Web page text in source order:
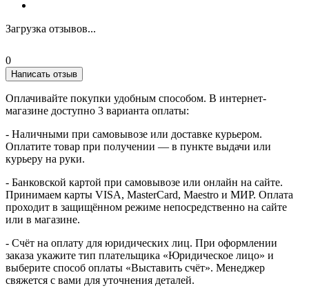
Загрузка отзывов...
0
Написать отзыв
Оплачивайте покупки удобным способом. В интернет-
магазине доступно 3 варианта оплаты:
- Наличными при самовывозе или доставке курьером.
Оплатите товар при получении — в пункте выдачи или
курьеру на руки.
- Банковской картой при самовывозе или онлайн на сайте.
Принимаем карты VISA, MasterCard, Maestro и МИР. Оплата
проходит в защищённом режиме непосредственно на сайте
или в магазине.
- Счёт на оплату для юридических лиц. При оформлении
заказа укажите тип плательщика «Юридическое лицо» и
выберите способ оплаты «Выставить счёт». Менеджер
свяжется с вами для уточнения деталей.